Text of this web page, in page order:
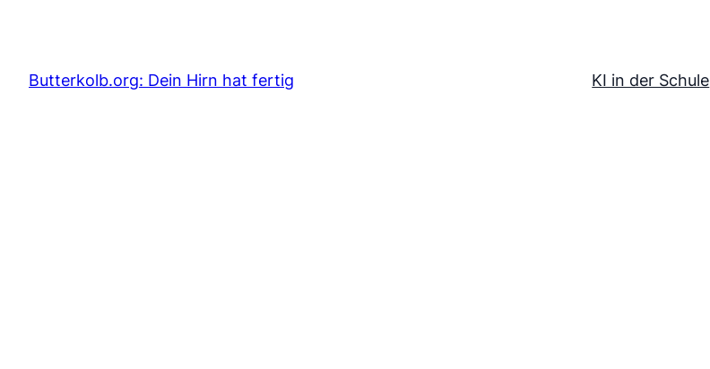
content
Butterkolb.org: Dein Hirn hat fertig KI in der Schule